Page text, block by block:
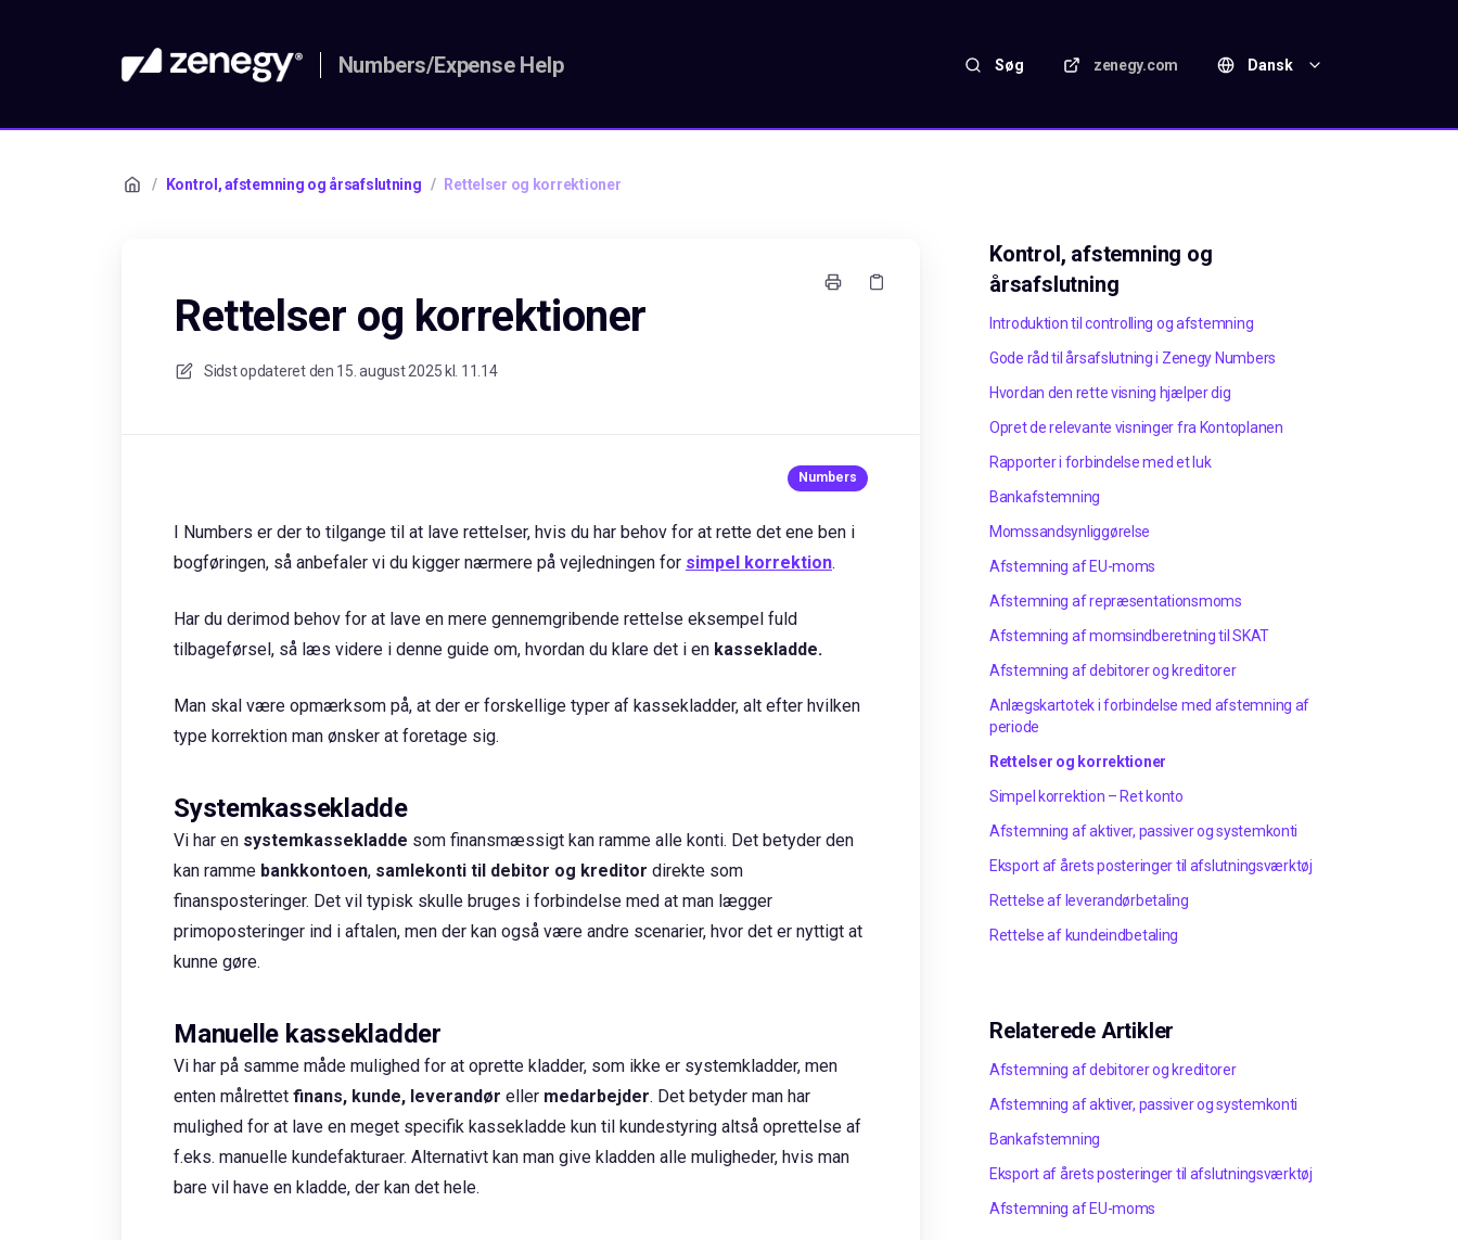
Numbers/Expense Help Søg zenegy.com Dansk
/ Kontrol, afstemning og årsafslutning / Rettelser og korrektioner
Rettelser og korrektioner
Sidst opdateret den 15. august 2025 kl. 11.14
I Numbers er der to tilgange til at lave rettelser, hvis du har behov for at rette det ene ben i
bogføringen, så anbefaler vi du kigger nærmere på vejledningen for simpel korrektion.
Har du derimod behov for at lave en mere gennemgribende rettelse eksempel fuld
tilbageførsel, så læs videre i denne guide om, hvordan du klare det i en kassekladde.
Man skal være opmærksom på, at der er forskellige typer af kassekladder, alt efter hvilken
type korrektion man ønsker at foretage sig.
Systemkassekladde
Vi har en systemkassekladde som finansmæssigt kan ramme alle konti. Det betyder den
kan ramme bankkontoen, samlekonti til debitor og kreditor direkte som
finansposteringer. Det vil typisk skulle bruges i forbindelse med at man lægger
primoposteringer ind i aftalen, men der kan også være andre scenarier, hvor det er nyttigt at
kunne gøre.
Manuelle kassekladder
Vi har på samme måde mulighed for at oprette kladder, som ikke er systemkladder, men
enten målrettet finans, kunde, leverandør eller medarbejder. Det betyder man har
mulighed for at lave en meget specifik kassekladde kun til kundestyring altså oprettelse af
f.eks. manuelle kundefakturaer. Alternativt kan man give kladden alle muligheder, hvis man
bare vil have en kladde, der kan det hele.
Kontrol, afstemning og
årsafslutning
Introduktion til controlling og afstemning
Gode råd til årsafslutning i Zenegy Numbers
Hvordan den rette visning hjælper dig
Opret de relevante visninger fra Kontoplanen
Rapporter i forbindelse med et luk
Bankafstemning
Momssandsynliggørelse
Afstemning af EU-moms
Afstemning af repræsentationsmoms
Afstemning af momsindberetning til SKAT
Afstemning af debitorer og kreditorer
Anlægskartotek i forbindelse med afstemning af
periode
Rettelser og korrektioner
Simpel korrektion – Ret konto
Afstemning af aktiver, passiver og systemkonti
Eksport af årets posteringer til afslutningsværktøj
Rettelse af leverandørbetaling
Rettelse af kundeindbetaling
Relaterede Artikler
Afstemning af debitorer og kreditorer
Afstemning af aktiver, passiver og systemkonti
Bankafstemning
Eksport af årets posteringer til afslutningsværktøj
Afstemning af EU-moms